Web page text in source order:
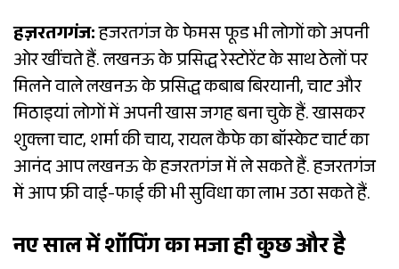
हज़रतगगंज:हजरतगंज के फेमस फूड भी लोगों को अपनी
ओर खींचते हैं. लखनऊ के प्रसिद्ध रेस्टोरेंट के साथ ठेलों पर
मिलने वाले लखनऊ के प्रसिद्ध कबाब बिरयानी, चाट और
मिठाइयां लोगों में अपनी खास जगह बना चुके हैं. खासकर
शुक्ला चाट, शर्मा की चाय, रायल कैफे का बॉस्केट चार्ट का
आनंद आप लखनऊ के हजरतगंज में ले सकते हैं. हजरतगंज
में आप फ्री वाई-फाई की भी सुविधा का लाभ उठा सकते हैं.
नए साल में शॉपिंग का मजा ही कुछ और है